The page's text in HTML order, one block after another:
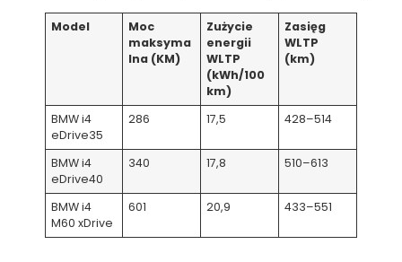
Model
Moc
maksyma
lna (KM)
Zużycie
energii
WLTP
(kWh/100
km)
Zasięg
WLTP
(km)
BMW i4
eDrive35
286 17,5 428–514
BMW i4
eDrive40
340 17,8 510–613
BMW i4
M60 xDrive
601 20,9 433–551